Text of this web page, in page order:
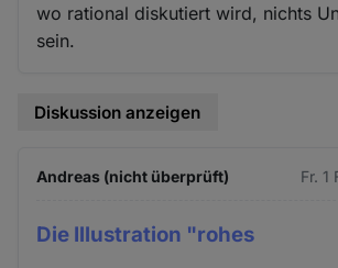
wo rational diskutiert wird, nichts
sein.
Diskussion anzeigen
Andreas (nicht überprüft) Fr. 1
Die Illustration "rohes